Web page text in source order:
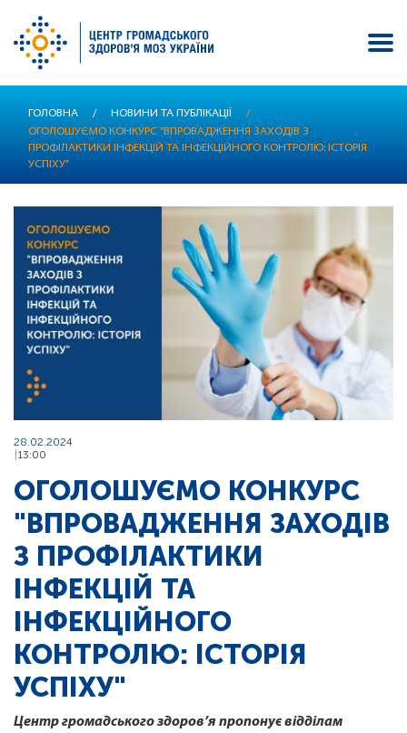
вмісту
ГОЛОВНА / НОВИНИ ТА ПУБЛІКАЦІЇ
/
ОГОЛОШУЄМО КОНКУРС "ВПРОВАДЖЕННЯ ЗАХОДІВ З
ПРОФІЛАКТИКИ ІНФЕКЦІЙ ТА ІНФЕКЦІЙНОГО КОНТРОЛЮ: ІСТОРІЯ
УСПІХУ"
28.02.2024
13:00
ОГОЛОШУЄМО КОНКУРС
"ВПРОВАДЖЕННЯ ЗАХОДІВ
З ПРОФІЛАКТИКИ
ІНФЕКЦІЙ ТА
ІНФЕКЦІЙНОГО
КОНТРОЛЮ: ІСТОРІЯ
УСПІХУ"
Центр громадського здоров’я пропонує відділам